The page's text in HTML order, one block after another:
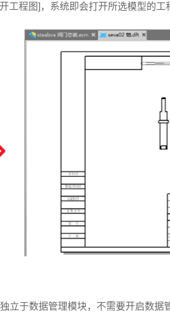
工程图]，系统即会打开所选模型的工
立于数据管理模块，不需要开启数据